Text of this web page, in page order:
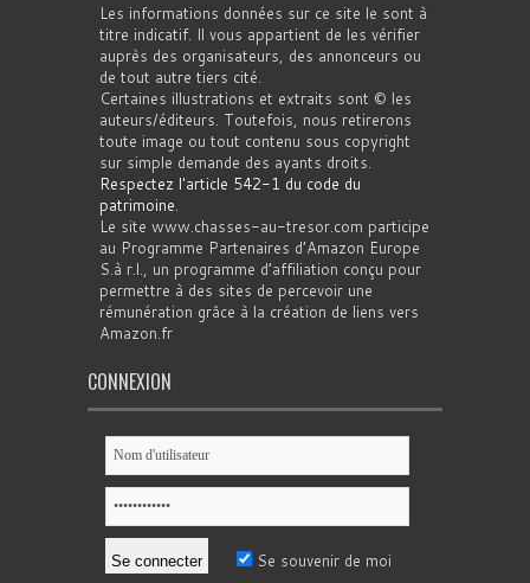
Les informations données sur ce site le sont à
titre indicatif. Il vous appartient de les vérifier
auprès des organisateurs, des annonceurs ou
de tout autre tiers cité.
Certaines illustrations et extraits sont © les
auteurs/éditeurs. Toutefois, nous retirerons
toute image ou tout contenu sous copyright
sur simple demande des ayants droits.
Respectez l'article 542-1 du code du
patrimoine.
Le site www.chasses-au-tresor.com participe
au Programme Partenaires d’Amazon Europe
S.à r.l., un programme d’affiliation conçu pour
permettre à des sites de percevoir une
rémunération grâce à la création de liens vers
Amazon.fr
CONNEXION
Se souvenir de moi